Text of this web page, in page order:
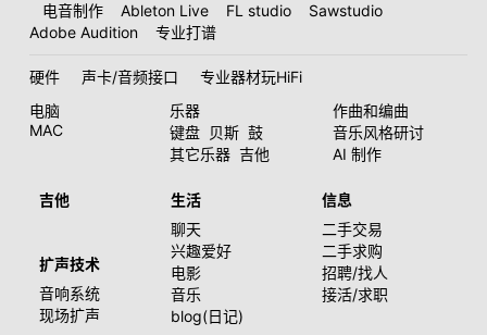
电音制作
Ableton Live FL studio
Sawstudio
Adobe Audition
专业打谱
硬件 声卡/音频接口
专业器材玩HiFi
电脑
MAC
乐器
键盘 贝斯 鼓
其它乐器 吉他
作曲和编曲
音乐风格研讨
AI 制作
吉他
扩声技术
音响系统
现场扩声
生活
聊天
兴趣爱好
电影
音乐
blog(日记)
信息
二手交易
二手求购
招聘/找人
接活/求职